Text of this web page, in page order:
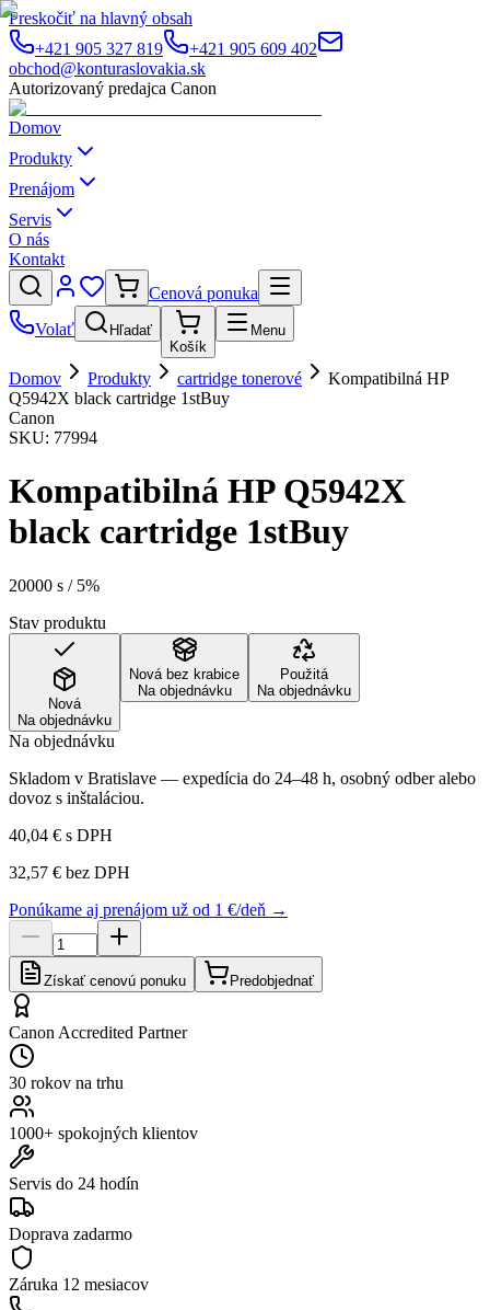
Preskočiť na hlavný obsah
+421 905 327 819
+421 905 609 402
obchod@konturaslovakia.sk
Autorizovaný predajca Canon
Domov
Produkty
Prenájom
Servis
O nás
Kontakt
Cenová ponuka
Volať
Hľadať
Košík
Menu
Domov Produkty cartridge tonerové
Kompatibilná HP
Q5942X black cartridge 1stBuy
Canon
SKU: 77994
Kompatibilná HP Q5942X
black cartridge 1stBuy
20000 s / 5%
Stav produktu
Nová
Na objednávku
Nová bez krabice
Na objednávku
Použitá
Na objednávku
Na objednávku
Skladom v Bratislave — expedícia do 24–48 h, osobný odber alebo
dovoz s inštaláciou.
40,04 € s DPH
32,57 € bez DPH
Ponúkame aj prenájom už od 1 €/deň →
Získať cenovú ponuku Predobjednať
Canon Accredited Partner
30 rokov na trhu
1000+ spokojných klientov
Servis do 24 hodín
Doprava zadarmo
Záruka 12 mesiacov